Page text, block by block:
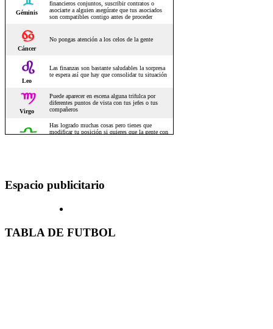
Espacio publicitario
TABLA DE FUTBOL